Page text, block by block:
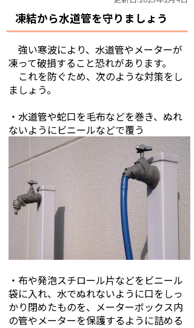
凍結から水道管を守りましょう
強い寒波により、水道管やメーターが
凍って破損すること恐れがあります。
これを防ぐため、次のような対策をし
ましょう。
・水道管や蛇口を毛布などを巻き、ぬれ
ないようにビニールなどで覆う
・布や発泡スチロール片などをビニール
袋に入れ、水でぬれないように口をしっ
かり閉めたものを、メーターボックス内
の管やメーターを保護するように詰める